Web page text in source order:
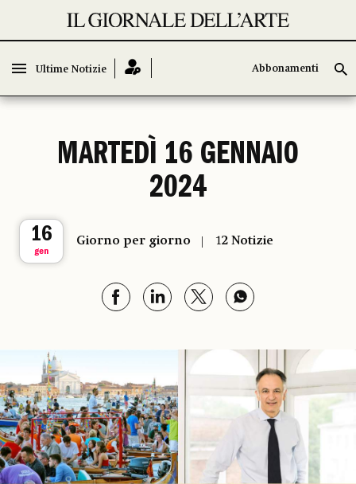
Ultime Notizie Abbonamenti
Ultime Notizie Abbonamenti
MARTEDÌ 16 GENNAIO
2024
16
gen
Giorno per giorno 12 Notizie